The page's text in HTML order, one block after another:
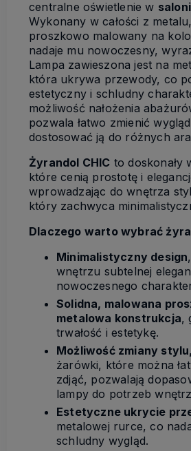
centralne oświetlenie w
Wykonany w całości z
proszkowo malowany na
nadaje mu nowoczesny,
Lampa zawieszona jest na
która ukrywa przewody, co
estetyczny i schludny
możliwość nałożenia
pozwala łatwo zmienić
dostosować ją do różnych
Żyrandol CHIC to doskonały
które cenią prostotę i
wprowadzając do wnętrza
który zachwyca
Dlaczego warto wybrać
Minimalistyczny design
wnętrzu subtelnej
nowoczesnego
Solidna, malowana
metalowa konstrukcja,
trwałość i estetykę.
Możliwość zmiany stylu,
żarówki, które można
zdjąć, pozwalają
lampy do potrzeb
Estetyczne ukrycie
metalowej rurce, co
schludny wygląd.